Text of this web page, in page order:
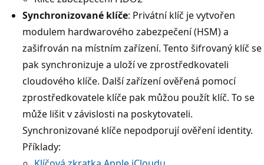
Synchronizované klíče: Privátní klíč je vytvořen
modulem hardwarového zabezpečení (HSM) a
zašifrován na místním zařízení. Tento šifrovaný klíč se
pak synchronizuje a uloží ve zprostředkovateli
cloudového klíče. Další zařízení ověřená pomocí
zprostředkovatele klíče pak můžou použít klíč. To se
může lišit v závislosti na poskytovateli.
Synchronizované klíče nepodporují ověření identity.
Příklady: